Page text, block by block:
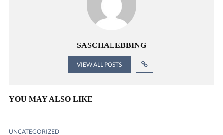
SASCHALEBBING
VIEW ALL POSTS
YOU MAY ALSO LIKE
UNCATEGORIZED